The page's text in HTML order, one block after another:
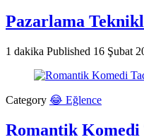
Pazarlama
1 dakika Published 16 Şubat
Category 😂 Eğlence
Romantik Komedi